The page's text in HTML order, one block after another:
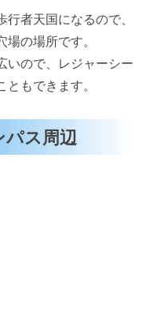
者天国になるので、
の場所です。
いので、レジャーシー
もできます。
パス周辺